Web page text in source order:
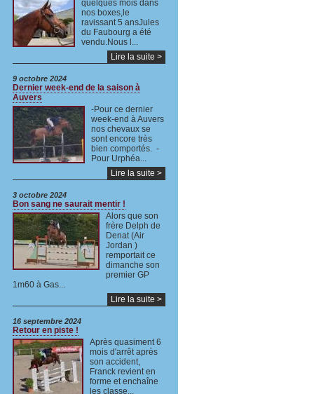
quelques mois dans
nos boxes,le
ravissant 5 ansJules
du Faubourg a été
vendu.Nous l...
Lire la suite >
9 octobre 2024
Dernier week-end de la saison à
Auvers
-Pour ce dernier
week-end à Auvers
nos chevaux se
sont encore très
bien comportés. -
Pour Urphéa...
Lire la suite >
3 octobre 2024
Bon sang ne saurait mentir !
Alors que son
frère Delph de
Denat (Air
Jordan )
remportait ce
dimanche son
premier GP
1m60 à Gas...
Lire la suite >
16 septembre 2024
Retour en piste !
Après quasiment 6
mois d'arrêt après
son accident,
Franck revient en
forme et enchaîne
les classe...